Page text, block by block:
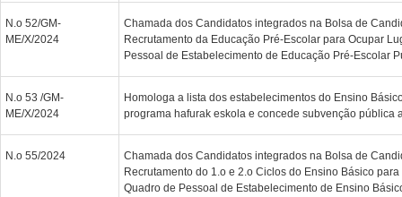
N.o 52/GM-
ME/X/2024
Chamada dos Candidatos integrados na Bolsa de
Recrutamento da Educação Pré-Escolar para Ocupar
Pessoal de Estabelecimento de Educação Pré-Escolar
N.o 53 /GM-
ME/X/2024
Homologa a lista dos estabelecimentos do Ensino
programa hafurak eskola e concede subvenção pública
N.o 55/2024
Chamada dos Candidatos integrados na Bolsa de
Recrutamento do 1.o e 2.o Ciclos do Ensino Básico
Quadro de Pessoal de Estabelecimento de Ensino